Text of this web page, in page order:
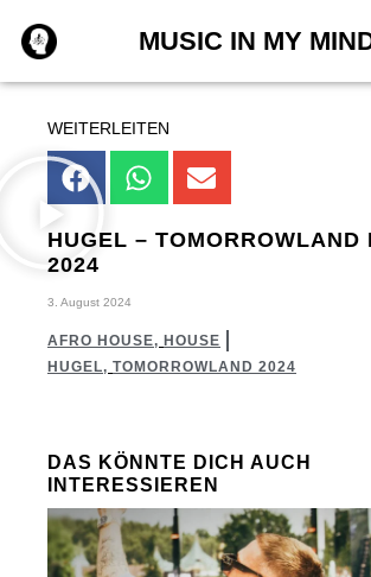
Inhalt
springen
MUSIC IN MY
WEITERLEITEN
HUGEL – TOMORROWLAND
2024
3. August 2024
AFRO HOUSE, HOUSE
HUGEL, TOMORROWLAND 2024
DAS KÖNNTE DICH AUCH
INTERESSIEREN